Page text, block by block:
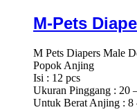
M-Pets
M Pets Diapers Male
Popok Anjing
Isi : 12 pcs
Ukuran Pinggang : 20
Untuk Berat Anjing : 8